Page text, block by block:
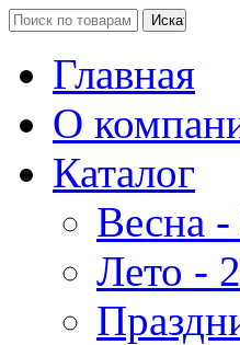
Главная
О
Каталог
Весна
Лето -